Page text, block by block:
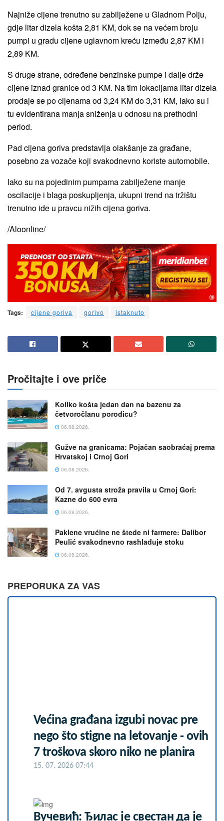
Najniže cijene trenutno su zabilježene u Gladnom Polju,
gd‌je litar dizela košta 2,81 KM, dok se na većem broju
pumpi u gradu cijene uglavnom kreću između 2,87 KM i
2,89 KM.
S druge strane, određene benzinske pumpe i dalje drže
cijene iznad granice od 3 KM. Na tim lokacijama litar dizela
prodaje se po cijenama od 3,24 KM do 3,31 KM, iako su i
tu evidentirana manja sniženja u odnosu na prethodni
period.
Pad cijena goriva predstavlja olakšanje za građane,
posebno za vozače koji svakodnevno koriste automobile.
Iako su na pojedinim pumpama zabilježene manje
oscilacije i blaga poskupljenja, ukupni trend na tržištu
trenutno ide u pravcu nižih cijena goriva.
/Aloonline/
Tags: cijene goriva gorivo istaknuto
Pročitajte i ove priče
Koliko košta jedan dan na bazenu za
četvoročlanu porodicu?
06.08.2026.
Gužve na granicama: Pojačan saobraćaj prema
Hrvatskoj i Crnoj Gori
06.08.2026.
Od 7. avgusta stroža pravila u Crnoj Gori:
Kazne do 600 evra
06.08.2026.
Paklene vrućine ne štede ni farmere: Dalibor
Peulić svakodnevno rashlađuje stoku
06.08.2026.
PREPORUKA ZA VAS
Većina građana izgubi novac pre
nego što stigne na letovanje - ovih
7 troškova skoro niko ne planira
15. 07. 2026 07:44
Вучевић: Ђилас је свестан да је